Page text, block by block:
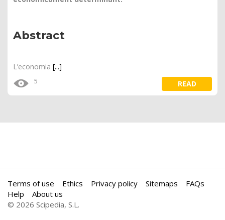
Abstract
L’economia [...]
5 READ
Terms of use Ethics Privacy policy Sitemaps
FAQs
Help
About us
© 2026 Scipedia, S.L.